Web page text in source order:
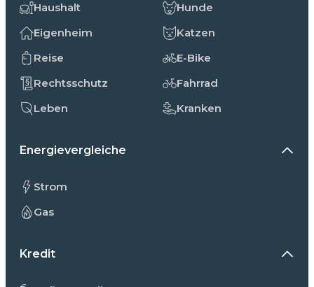
Haushalt
Eigenheim
Reise
Rechtsschutz
Leben
Hunde
Katzen
E-Bike
Fahrrad
Kranken
Energievergleiche
Strom
Gas
Kredit